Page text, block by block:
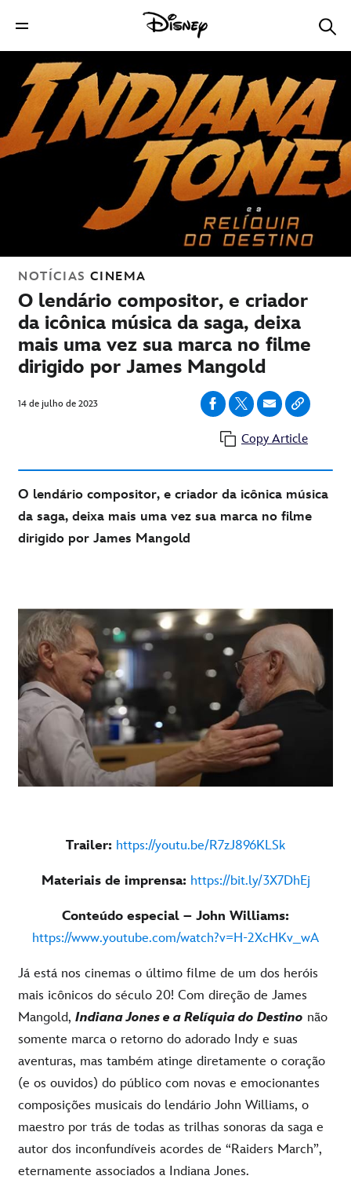
NOTÍCIAS CINEMA
O lendário compositor, e criador
da icônica música da saga, deixa
mais uma vez sua marca no filme
dirigido por James Mangold
14 de julho de 2023
Copy Article
O lendário compositor, e criador da icônica música
da saga, deixa mais uma vez sua marca no filme
dirigido por James Mangold
Trailer: https://youtu.be/R7zJ896KLSk
Materiais de imprensa: https://bit.ly/3X7DhEj
Conteúdo especial – John Williams:
https://www.youtube.com/watch?v=H-2XcHKv_wA
Já está nos cinemas o último filme de um dos heróis
mais icônicos do século 20! Com direção de James
Mangold, Indiana Jones e a Relíquia do Destino não
somente marca o retorno do adorado Indy e suas
aventuras, mas também atinge diretamente o coração
(e os ouvidos) do público com novas e emocionantes
composições musicais do lendário John Williams, o
maestro por trás de todas as trilhas sonoras da saga e
autor dos inconfundíveis acordes de “Raiders March”,
eternamente associados a Indiana Jones.